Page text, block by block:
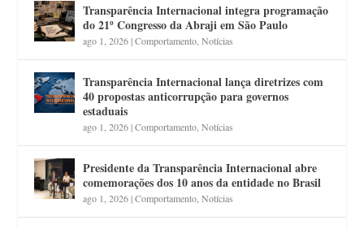
Transparência Internacional integra programação
do 21º Congresso da Abraji em São Paulo
ago 1, 2026|Comportamento ,Notícias
Transparência Internacional lança diretrizes com
40 propostas anticorrupção para governos
estaduais
ago 1, 2026|Comportamento ,Notícias
Presidente da Transparência Internacional abre
comemorações dos 10 anos da entidade no Brasil
ago 1, 2026|Comportamento ,Notícias